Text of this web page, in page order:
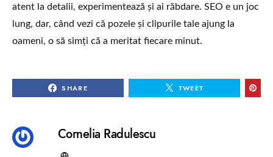
atent la detalii, experimentează și ai răbdare. SEO e un joc
lung, dar, când vezi că pozele și clipurile tale ajung la
oameni, o să simți că a meritat fiecare minut.
SHARE TWEET
Cornelia Radulescu